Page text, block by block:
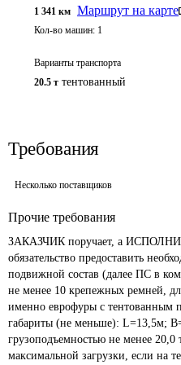
1 341 км Маршрут на карте
Кол-во машин: 1
Варианты транспорта
20.5 т тентованный
Требования
Несколько поставщиков
Прочие требования
ЗАКАЗЧИК поручает, а
обязательство предоставить
подвижной состав (далее ПС в
не менее 10 крепежных ремней,
именно еврофуры с
габариты (не меньше): L=13,5м;
грузоподъемностью не менее
максимальной загрузки, если на